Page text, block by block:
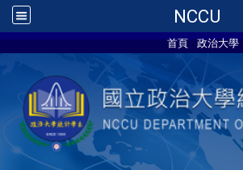
NCCU
首頁 政治大學